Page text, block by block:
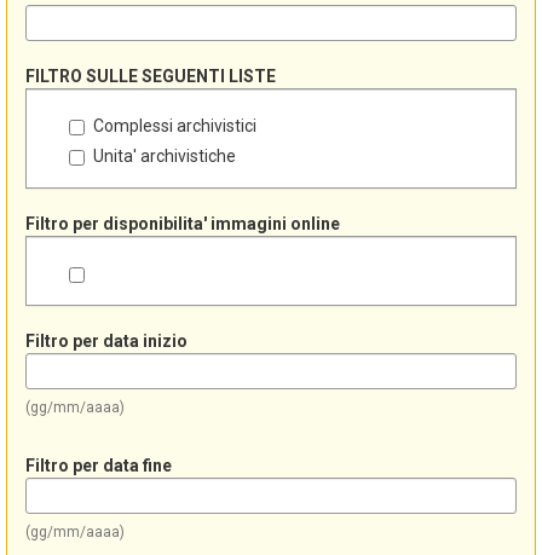
FILTRO SULLE SEGUENTI LISTE
Complessi archivistici
Unita' archivistiche
Filtro per disponibilita' immagini online
Filtro per data inizio
(gg/mm/aaaa)
Filtro per data fine
(gg/mm/aaaa)